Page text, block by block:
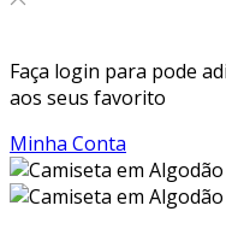
Faça login para pode
aos seus favorito
Minha Conta